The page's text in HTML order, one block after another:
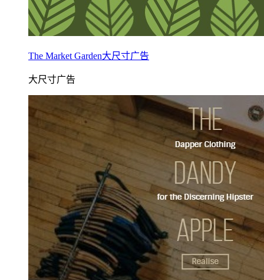
The Market Garden大尺寸广告
大尺寸广告